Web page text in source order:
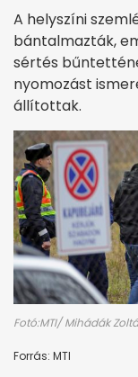
A helyszíni
bántalmazták,
sértés
nyomozást
állítottak.
Fotó:MTI/ Mihádák
Forrás: MTI